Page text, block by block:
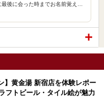
後に会った時までお名前覚え…
】黄金湯 新宿店を体験レポー
フトビール・タイル絵が魅力